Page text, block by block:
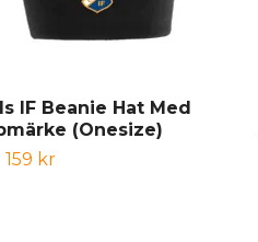
IF Beanie Hat Med
(Onesize)
159 kr